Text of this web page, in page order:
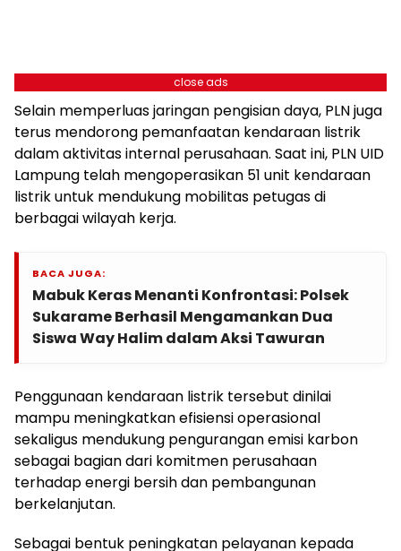
close ads
Selain memperluas jaringan pengisian daya, PLN juga
terus mendorong pemanfaatan kendaraan listrik
dalam aktivitas internal perusahaan. Saat ini, PLN UID
Lampung telah mengoperasikan 51 unit kendaraan
listrik untuk mendukung mobilitas petugas di
berbagai wilayah kerja.
BACA JUGA:
Mabuk Keras Menanti Konfrontasi: Polsek
Sukarame Berhasil Mengamankan Dua
Siswa Way Halim dalam Aksi Tawuran
Penggunaan kendaraan listrik tersebut dinilai
mampu meningkatkan efisiensi operasional
sekaligus mendukung pengurangan emisi karbon
sebagai bagian dari komitmen perusahaan
terhadap energi bersih dan pembangunan
berkelanjutan.
Sebagai bentuk peningkatan pelayanan kepada